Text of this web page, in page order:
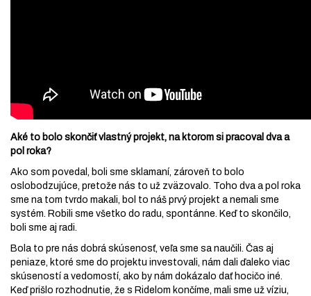
Aké to bolo skončiť vlastný projekt, na ktorom si pracoval dva a
pol roka?
Ako som povedal, boli sme sklamaní, zároveň to bolo
oslobodzujúce, pretože nás to už zväzovalo. Toho dva a pol roka
sme na tom tvrdo makali, bol to náš prvý projekt a nemali sme
systém. Robili sme všetko do radu, spontánne. Keď to skončilo,
boli sme aj radi.
Bola to pre nás dobrá skúsenosť, veľa sme sa naučili. Čas aj
peniaze, ktoré sme do projektu investovali, nám dali ďaleko viac
skúseností a vedomostí, ako by nám dokázalo dať hocičo iné.
Keď prišlo rozhodnutie, že s Ridelom končíme, mali sme už víziu,